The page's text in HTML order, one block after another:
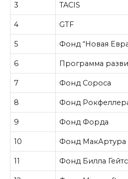
3 TACIS
4 GTF
5 Фонд “Новая
6 Программа
7 Фонд Сороса
8 Фонд
9 Фонд Форда
10 Фонд МакАртура
11 Фонд Билла